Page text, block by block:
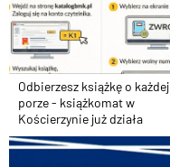
Odbierzesz książkę o każdej
porze - książkomat w
Kościerzynie już działa